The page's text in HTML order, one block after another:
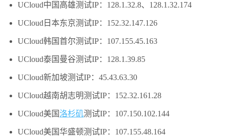
UCloud中国高雄测试IP：128.1.32.8、 128.1.32.174
UCloud日本东京测试IP： 152.32.147.126
UCloud韩国首尔测试IP： 107.155.45.163
UCloud泰国曼谷测试IP：128.1.39.85
UCloud新加坡测试IP：45.43.63.30
UCloud越南胡志明测试IP：152.32.161.28
UCloud美国洛杉矶测试IP：107.150.102.144
UCloud美国华盛顿测试IP：107.155.48.164